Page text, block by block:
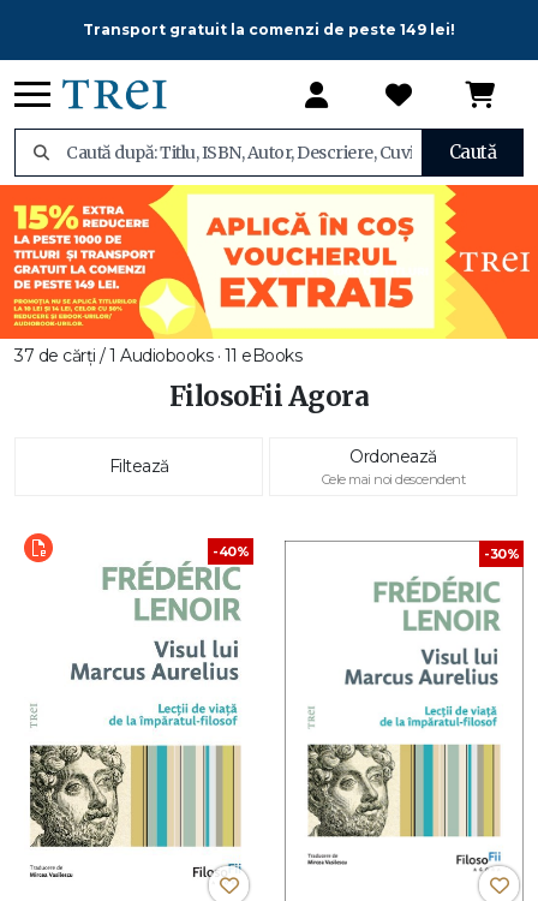
Transport gratuit la comenzi de peste 149 lei!
Caută
37 de cărți / 1 Audiobooks · 11 eBooks
FilosoFii Agora
Filtează Ordonează
Cele mai noi descendent
-40% -30%